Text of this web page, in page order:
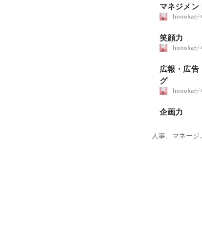
マネジメン
honokaが
笑顔力
honokaが
広報・広告
グ
honokaが
企画力